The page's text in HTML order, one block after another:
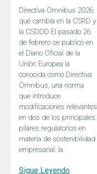
Directiva Ómnibus 2026:
qué cambia en la CSRD y
la CSDDD El pasado 26
de febrero se publicó en
el Diario Oficial de la
Unión Europea la
conocida como Directiva
Ómnibus, una norma
que introduce
modificaciones relevantes
en dos de los principales
pilares regulatorios en
materia de sostenibilidad
empresarial: la
Sigue Leyendo